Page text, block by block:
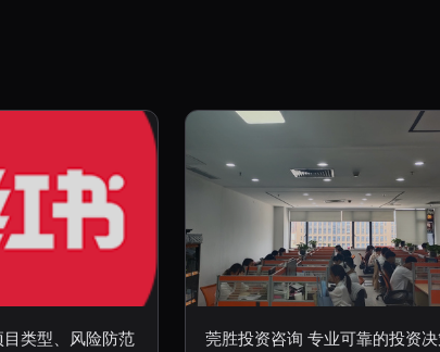
类型、风险防范
莞胜投资咨询 专业可靠的投资